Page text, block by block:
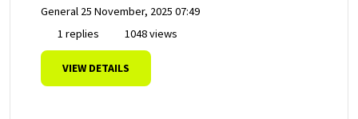
General 25 November, 2025 07:49
1 replies
1048 views
VIEW DETAILS